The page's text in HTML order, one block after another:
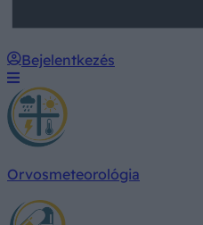
Bejelentkezés
Orvosmeteorológia